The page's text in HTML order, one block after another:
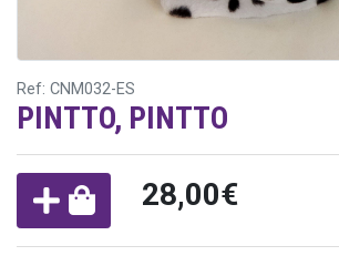
Ref: CNM032-ES
PINTTO, PINTTO
28,00€